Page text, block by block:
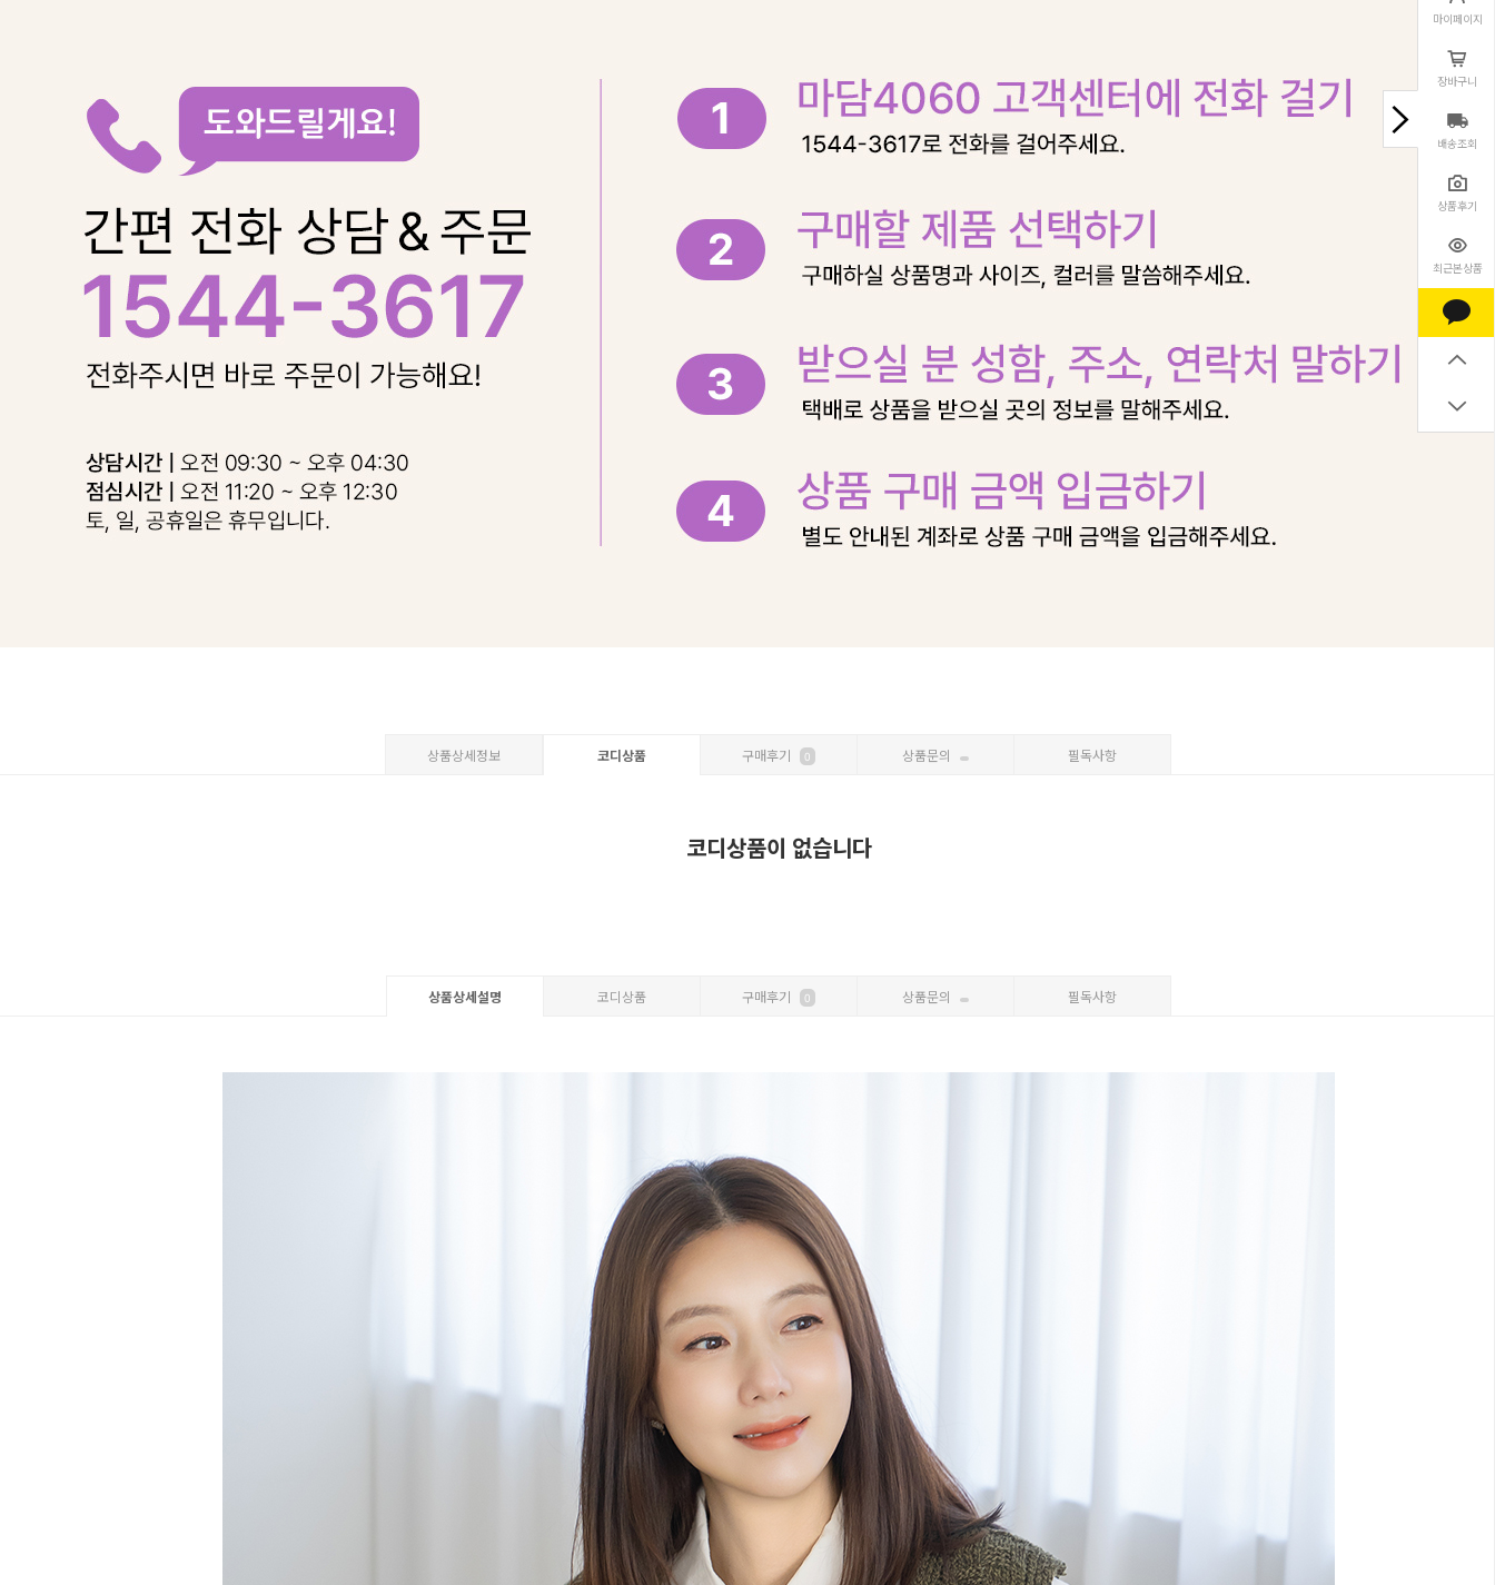
마이페이지
장바구니
배송조회
상품후기
최근본상품
상품상세정보 코디상품 구매후기 0 상품문의 필독사항
코디상품이 없습니다
상품상세설명 코디상품 구매후기 0 상품문의 필독사항